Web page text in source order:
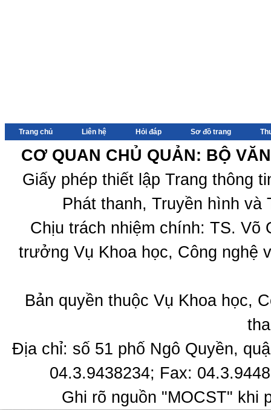
Trang chủ Liên hệ Hỏi đáp Sơ đồ trang
CƠ QUAN CHỦ QUẢN: BỘ
Giấy phép thiết lập Trang thông
Phát thanh, Truyền hình
Chịu trách nhiệm chính: TS.
trưởng Vụ Khoa học, Công nghệ
Bản quyền thuộc Vụ Khoa học,
Địa chỉ: số 51 phố Ngô Quyền,
04.3.9438234; Fax:
Ghi rõ nguồn "MOCST" khi